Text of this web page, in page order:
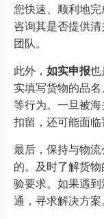
您快速、顺利地
咨询其是否提供
团队。
此外， 如实申报也
实填写货物的品
等行为。一旦被
扣留，还可能面临
最后，保持与物
的。及时了解货
验要求。如果遇
通，寻求解决方案。